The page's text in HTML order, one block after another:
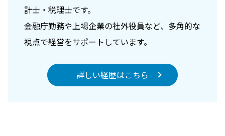
計士・税理士です。
金融庁勤務や上場企業の社外役員など、多角的な
視点で経営をサポートしています。
詳しい経歴はこちら